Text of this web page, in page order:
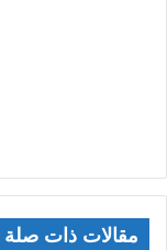
مقالات ذات صلة